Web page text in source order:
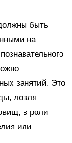
быть
на
занятий. Это
ловля
в роли
или